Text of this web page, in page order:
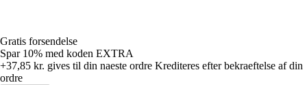
Gratis forsendelse
Spar 10% med koden EXTRA
+37,85 kr. gives til din naeste ordre Krediteres efter bekraeftelse af din
ordre